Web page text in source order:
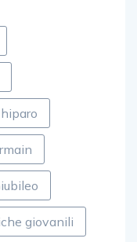
giovanili